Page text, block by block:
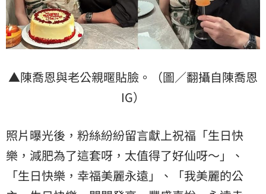
▲陳喬恩與老公親暱貼臉。（圖／翻攝自陳喬恩
IG）
照片曝光後，粉絲紛紛留言獻上祝福「生日快
樂，減肥為了這套呀，太值得了好仙呀～」、
「生日快樂，幸福美麗永遠」、「我美麗的公